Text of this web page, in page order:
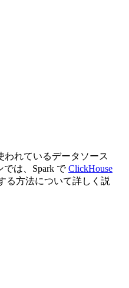
われているデータソース
は、Spark でClickHouse
る方法について詳しく説